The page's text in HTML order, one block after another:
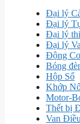
Đại lý
Đại lý
Đại lý
Đại lý
Động
Bóng
Hộp Số
Khớp
Motor-
Thết bị
Van